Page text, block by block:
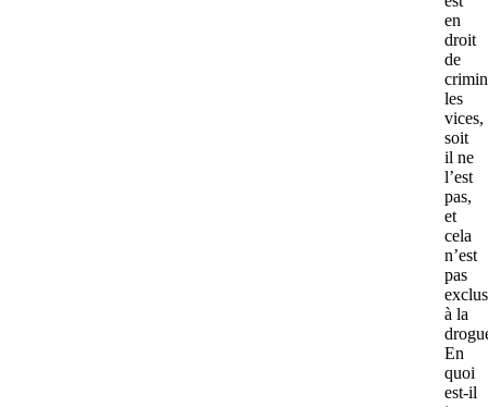
en
droit
de
les
vices,
soit
il ne
l’est
pas,
et
cela
n’est
pas
à la
En
quoi
est-il